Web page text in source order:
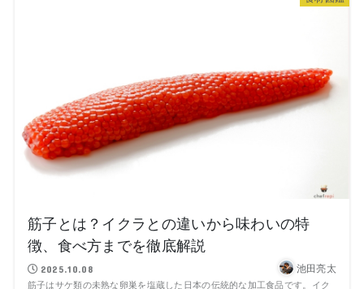
筋子とは？イクラとの違いから味わいの特
徴、食べ方までを徹底解説
2025.10.08 池田亮太
筋子はサケ類の未熟な卵巣を塩蔵した日本の伝統的な加工食品です。イク